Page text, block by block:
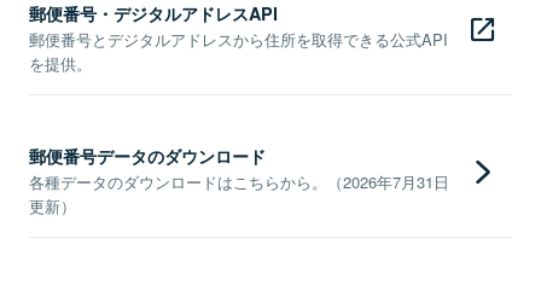
郵便番号・デジタルアドレスAPI
郵便番号とデジタルアドレスから住所を取得できる公式API
を提供。
郵便番号データのダウンロード
各種データのダウンロードはこちらから。（2026年7月31日
更新）